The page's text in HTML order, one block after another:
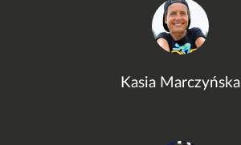
Kasia Marczyńska